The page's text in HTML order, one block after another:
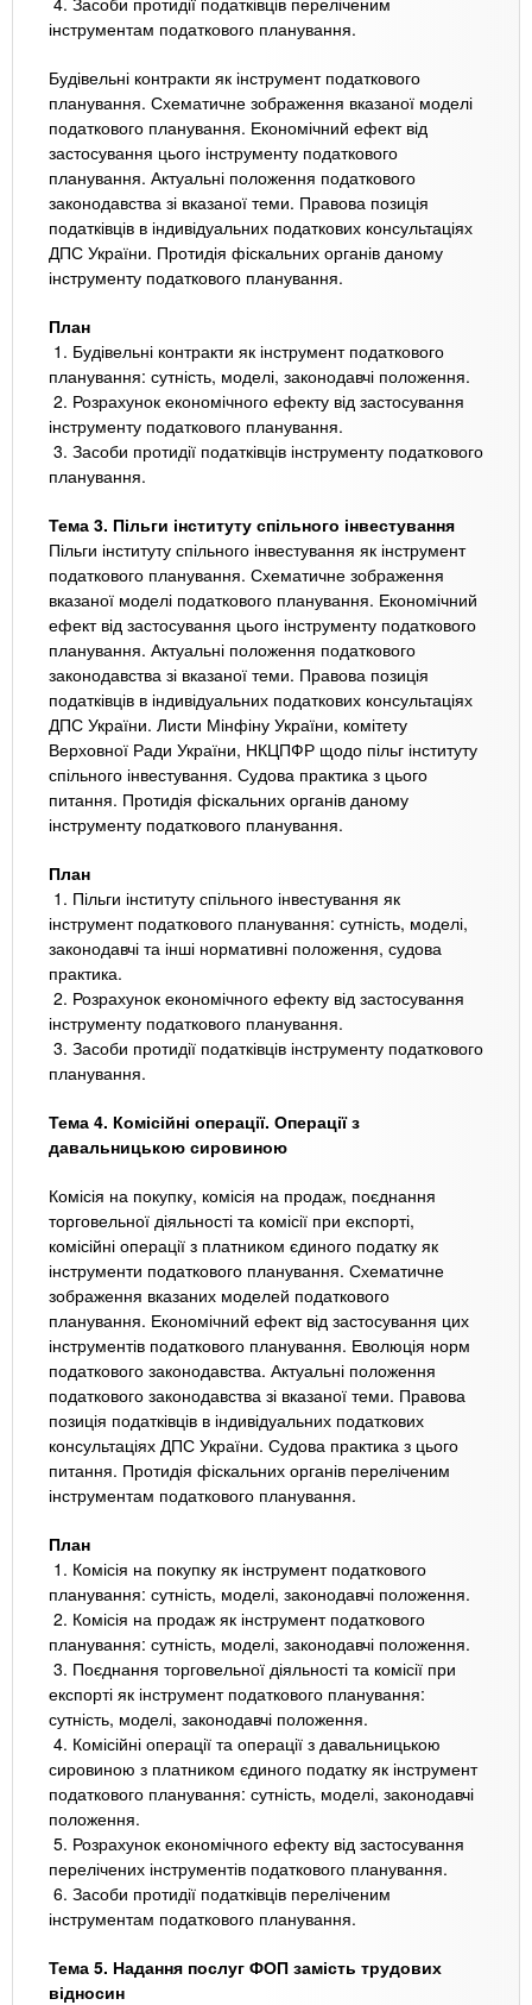
інструментам податкового планування.
Будівельні контракти як інструмент податкового
планування. Схематичне зображення вказаної моделі
податкового планування. Економічний ефект від
застосування цього інструменту податкового
планування. Актуальні положення податкового
законодавства зі вказаної теми. Правова позиція
податківців в індивідуальних податкових консультаціях
ДПС України. Протидія фіскальних органів даному
інструменту податкового планування.
План
1. Будівельні контракти як інструмент податкового
планування: сутність, моделі, законодавчі положення.
2. Розрахунок економічного ефекту від застосування
інструменту податкового планування.
3. Засоби протидії податківців інструменту податкового
планування.
Тема 3. Пільги інституту спільного інвестування
Пільги інституту спільного інвестування як інструмент
податкового планування. Схематичне зображення
вказаної моделі податкового планування. Економічний
ефект від застосування цього інструменту податкового
планування. Актуальні положення податкового
законодавства зі вказаної теми. Правова позиція
податківців в індивідуальних податкових консультаціях
ДПС України. Листи Мінфіну України, комітету
Верховної Ради України, НКЦПФР щодо пільг інституту
спільного інвестування. Судова практика з цього
питання. Протидія фіскальних органів даному
інструменту податкового планування.
План
1. Пільги інституту спільного інвестування як
інструмент податкового планування: сутність, моделі,
законодавчі та інші нормативні положення, судова
практика.
2. Розрахунок економічного ефекту від застосування
інструменту податкового планування.
3. Засоби протидії податківців інструменту податкового
планування.
Тема 4. Комісійні операції. Операції з
давальницькою сировиною
Комісія на покупку, комісія на продаж, поєднання
торговельної діяльності та комісії при експорті,
комісійні операції з платником єдиного податку як
інструменти податкового планування. Схематичне
зображення вказаних моделей податкового
планування. Економічний ефект від застосування цих
інструментів податкового планування. Еволюція норм
податкового законодавства. Актуальні положення
податкового законодавства зі вказаної теми. Правова
позиція податківців в індивідуальних податкових
консультаціях ДПС України. Судова практика з цього
питання. Протидія фіскальних органів переліченим
інструментам податкового планування.
План
1. Комісія на покупку як інструмент податкового
планування: сутність, моделі, законодавчі положення.
2. Комісія на продаж як інструмент податкового
планування: сутність, моделі, законодавчі положення.
3. Поєднання торговельної діяльності та комісії при
експорті як інструмент податкового планування:
сутність, моделі, законодавчі положення.
4. Комісійні операції та операції з давальницькою
сировиною з платником єдиного податку як інструмент
податкового планування: сутність, моделі, законодавчі
положення.
5. Розрахунок економічного ефекту від застосування
перелічених інструментів податкового планування.
6. Засоби протидії податківців переліченим
інструментам податкового планування.
Тема 5. Надання послуг ФОП замість трудових
відносин